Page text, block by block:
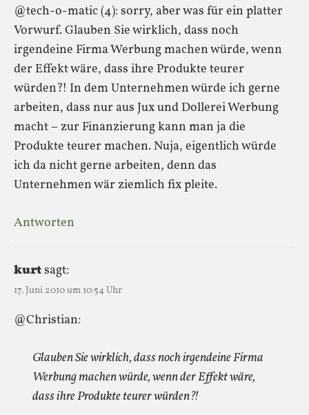
@tech-o-matic (4): sorry, aber was für ein platter
Vorwurf. Glauben Sie wirklich, dass noch
irgendeine Firma Werbung machen würde, wenn
der Effekt wäre, dass ihre Produkte teurer
würden?! In dem Unternehmen würde ich gerne
arbeiten, dass nur aus Jux und Dollerei Werbung
macht – zur Finanzierung kann man ja die
Produkte teurer machen. Nuja, eigentlich würde
ich da nicht gerne arbeiten, denn das
Unternehmen wär ziemlich fix pleite.
Antworten
kurtsagt:
17. Juni 2010 um 10:54 Uhr
@Christian:
Glauben Sie wirklich, dass noch irgendeine Firma
Werbung machen würde, wenn der Effekt wäre,
dass ihre Produkte teurer würden?!